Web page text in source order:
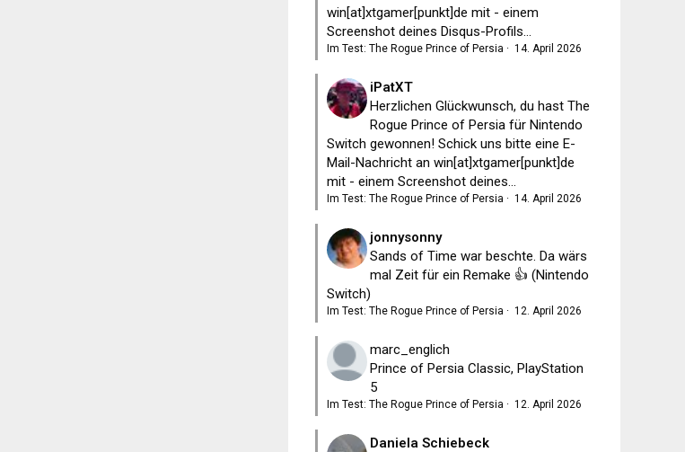
win[at]xtgamer[punkt]de mit - einem
Screenshot deines Disqus-Profils...
Im Test: The Rogue Prince of Persia · 14. April 2026
iPatXT
Herzlichen Glückwunsch, du hast The
Rogue Prince of Persia für Nintendo
Switch gewonnen! Schick uns bitte eine E-
Mail-Nachricht an win[at]xtgamer[punkt]de
mit - einem Screenshot deines...
Im Test: The Rogue Prince of Persia · 14. April 2026
jonnysonny
Sands of Time war beschte. Da wärs
mal Zeit für ein Remake 👍 (Nintendo
Switch)
Im Test: The Rogue Prince of Persia · 12. April 2026
marc_englich
Prince of Persia Classic, PlayStation
5
Im Test: The Rogue Prince of Persia · 12. April 2026
Daniela Schiebeck